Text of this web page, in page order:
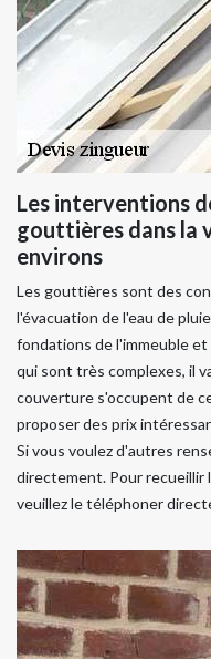
Les interventions
gouttières dans la
environs
Les gouttières sont des
l'évacuation de l'eau de
fondations de l'immeuble
qui sont très complexes, il
couverture s'occupent de
proposer des prix
Si vous voulez d'autres
directement. Pour recueillir
veuillez le téléphoner